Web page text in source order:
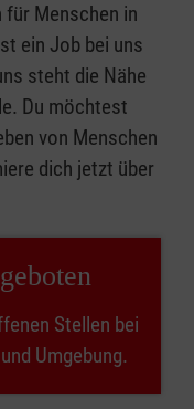
für Menschen in
ein Job bei uns
steht die Nähe
Du möchtest
von Menschen
dich jetzt über
Stellen bei
Umgebung.